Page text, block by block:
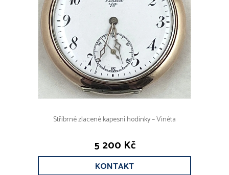
Stříbrné zlacené kapesní hodinky – Vinéta
5 200 Kč
KONTAKT